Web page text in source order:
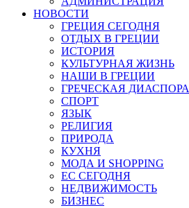
НОВОСТИ
ГРЕЦИЯ СЕГОДНЯ
ОТДЫХ В ГРЕЦИИ
ИСТОРИЯ
КУЛЬТУРНАЯ ЖИЗНЬ
НАШИ В ГРЕЦИИ
ГРЕЧЕСКАЯ ДИАСПОРА
СПОРТ
ЯЗЫК
РЕЛИГИЯ
ПРИРОДА
КУХНЯ
МОДА И SHOPPING
ЕС СЕГОДНЯ
НЕДВИЖИМОСТЬ
БИЗНЕС